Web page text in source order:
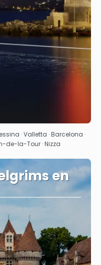
· Valletta · Barcelona ·
de-la-Tour · Nizza
en